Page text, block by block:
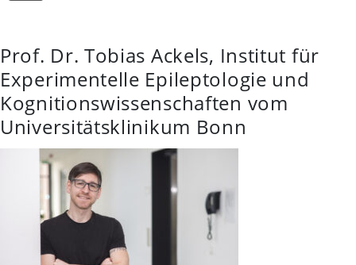
Prof. Dr. Tobias Ackels, Institut für
Experimentelle Epileptologie und
Kognitionswissenschaften vom
Universitätsklinikum Bonn